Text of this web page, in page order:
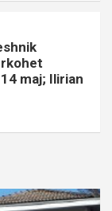
maj; Ilirian